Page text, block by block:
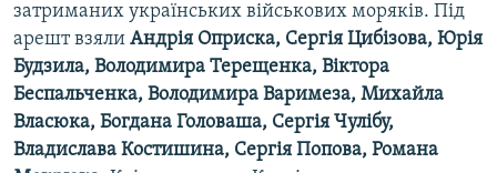
затриманих українських військових моряків. Під
арешт взяли Андрія Оприска, Сергія Цибізова, Юрія
Будзила, Володимира Терещенка, Віктора
Беспальченка, Володимира Варимеза, Михайла
Власюка, Богдана Головаша, Сергія Чулібу,
Владислава Костишина, Сергія Попова, Романа